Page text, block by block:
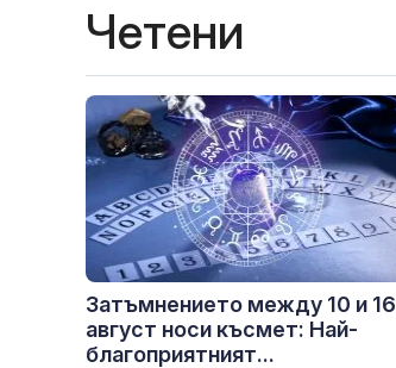
Четени
Затъмнението между 10 и 16
август носи късмет: Най-
благоприятният...